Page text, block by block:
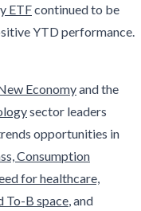
ETFcontinued to be
YTD performance.
Economyand the
sector leaders
opportunities in
Consumption
for healthcare,
To-B space , and